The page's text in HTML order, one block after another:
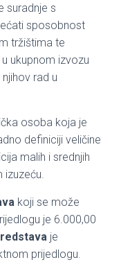
suradnje s
sposobnost
tržištima te
ukupnom izvozu
rad u
osoba koja je
definiciji veličine
malih i srednjih
izuzeću.
koji se može
je 6.000,00
je
prijedlogu.